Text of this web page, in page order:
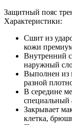
Защитный пояс
Характеристики:
Сшит из
кожи
Внутренний
наружный
Выполнен из
разной
В середине
специальный
Закрывает
клетка,